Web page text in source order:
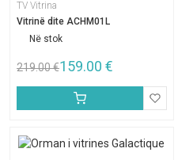
TV Vitrina
Vitrinë dite ACHM01L
Në stok
219.00€159.00 €